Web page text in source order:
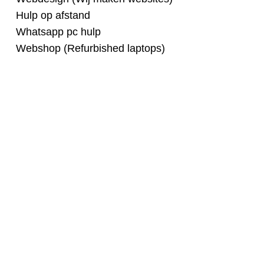
Hulp op afstand
Whatsapp pc hulp
Webshop (Refurbished laptops)